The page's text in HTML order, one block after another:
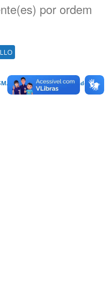
por ordem
Todos os direitos reservados.